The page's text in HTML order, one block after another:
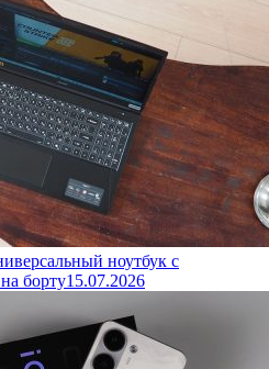
ноутбук с
борту15.07.2026